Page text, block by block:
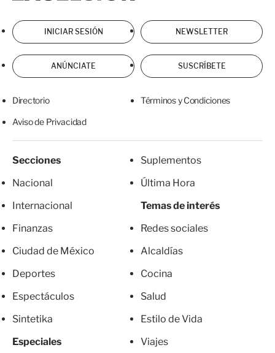
INICIAR SESIÓN NEWSLETTER
ANÚNCIATE SUSCRÍBETE
Directorio Términos y Condiciones
Aviso de Privacidad
Secciones
Nacional
Internacional
Finanzas
Ciudad de México
Deportes
Espectáculos
Sintetika
Especiales
Suplementos
Última Hora
Temas de interés
Redes sociales
Alcaldías
Cocina
Salud
Estilo de Vida
Viajes